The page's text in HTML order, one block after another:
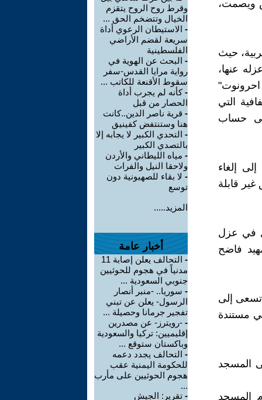
ويصمت،
حيث
عنها،
التي
حساب
إلغاء
قابلة
في عزل
فاضح
ومنذ احتلالها للقدس عام ٦٧ وهي تسعى إلى
مستندة
المسجد
المسجد
وقرط روح الروح يتقزم
الخيال وتتضخم الحق ...
- الاستيطان الرعوي أداة
سريعة لقضم الأراضي
الفلسطينية
- البحث عن الهوية في
رواية مرايا القدس-سفر
سقوط الأقنعة للكاتب ...
-كأنه لم يجرب أداة
الحصار من قبل
- قرية ناصر الدين..كانت
هنا وستنتفض كفينيق
- التحدي الكبير لا يجابه إلا
بالتصدي الكبير
- مياه الليطاني والأردن
ولاحقا النيل والفرات
- لا بقاء للصهيونية دون
توسع
المزيد.....
أخبار عامة
-
التحالف يعلن إصابة 11
مدنياً في هجوم للحوثيين
جنوبي السعودية ...
- سوريا.. -منبر أنصار
الرسول- يعلن عن تبني
تفجير جرمانا وحصيلة ...
- -رويترز- عن مصدرين
إقليميين: تركيا والسعودية
وباكستان ستوقع ...
- التحالف يجدد دعمه
للحكومة اليمنية عقب
هجوم الحوثيين على مأرب
...
- تقرير: الجيش